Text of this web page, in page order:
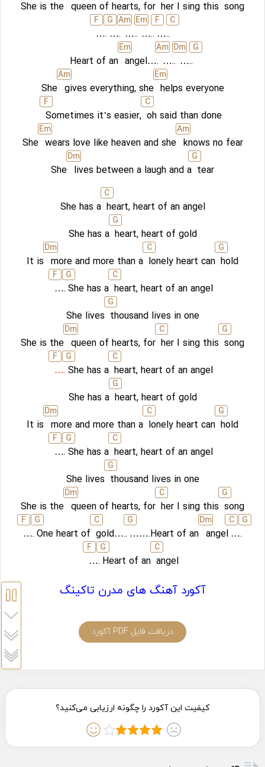
She is the queen of hearts, for her I sing this song
F
….
G
….
Am
…..
Em
…..
F
…..
C
Heart of an
Em
angel….
Am
…..
Dm
…..
G
She
Am
gives everything, she
Em
helps everyone
F
Sometimes it’s easier,
C
oh said than done
She
Em
wears love like heaven and she
Am
knows no fear
She
Dm
lives between a laugh and a
G
tear
She has a
C
heart, heart of an angel
She has a
G
heart, heart of gold
It is
Dm
more and more than a
C
lonely heart can
G
hold
F
….
G
She has a
C
heart, heart of an angel
She lives
G
thousand lives in one
She is the
Dm
queen of hearts, for
C
her I sing this
G
song
F
….
G
She has a
C
heart, heart of an angel
She has a
G
heart, heart of gold
It is
Dm
more and more than a
C
lonely heart can
G
hold
F
….
G
She has a
C
heart, heart of an angel
She lives
G
thousand lives in one
She is the
Dm
queen of hearts, for
C
her I sing this
G
song
F
….
G
One heart of
C
gold…..
G
…….Heart of an
Dm
angel
C
….
G
F
….
G
Heart of an
C
angel
آکورد آهنگ های مدرن تاکینگ
دریافت فایل PDF آکورد